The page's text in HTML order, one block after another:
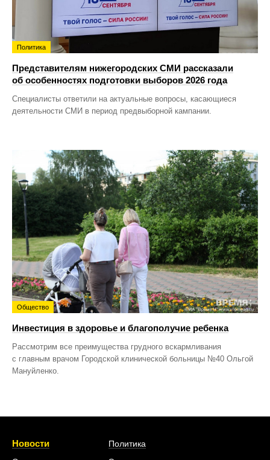
Политика
Представителям нижегородских СМИ рассказали
об особенностях подготовки выборов 2026 года
Специалисты ответили на актуальные вопросы, касающиеся
деятельности СМИ в период предвыборной кампании.
Общество
Инвестиция в здоровье и благополучие ребенка
Рассмотрим все преимущества грудного вскармливания
с главным врачом Городской клинической больницы №40 Ольгой
Мануйленко.
Новости
Политика